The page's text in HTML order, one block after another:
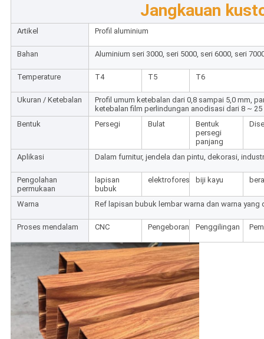
Jangkauan
Artikel Profil aluminium
Bahan Aluminium seri 3000, seri 5000, seri 6000, seri
Temperature T4 T5 T6
Ukuran / Ketebalan
Profil umum ketebalan dari 0,8 sampai 5,0 mm,
ketebalan film perlindungan anodisasi dari 8 ~
Bentuk
Persegi Bulat
Bentuk
persegi
panjang
Aplikasi Dalam furnitur, jendela dan pintu, dekorasi,
Pengolahan
permukaan
lapisan
bubuk
elektroforesis biji kayu
Warna Ref lapisan bubuk lembar warna dan warna yang
Proses mendalam CNC Pengeboran Penggilingan